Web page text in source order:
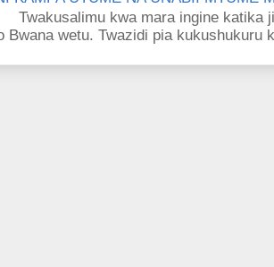
kwa mara ingine katika
Bwana wetu. Twazidi pia kukushukuru